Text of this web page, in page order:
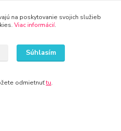
na poskytovanie svojich služieb
Viac informácií.
Súhlasím
odmietnuťtu.